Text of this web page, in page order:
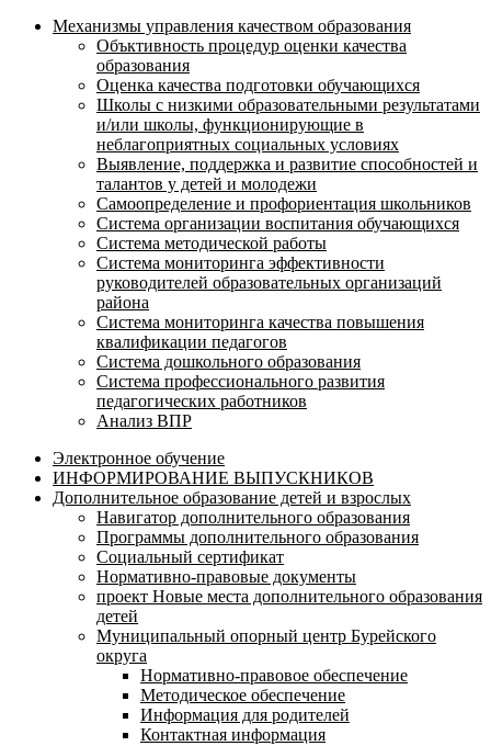
Механизмы управления качеством образования
Объктивность процедур оценки качества
образования
Оценка качества подготовки обучающихся
Школы с низкими образовательными результатами
и/или школы, функционирующие в
неблагоприятных социальных условиях
Выявление, поддержка и развитие способностей и
талантов у детей и молодежи
Самоопределение и профориентация школьников
Система организации воспитания обучающихся
Система методической работы
Система мониторинга эффективности
руководителей образовательных организаций
района
Система мониторинга качества повышения
квалификации педагогов
Система дошкольного образования
Система профессионального развития
педагогических работников
Анализ ВПР
Электронное обучение
ИНФОРМИРОВАНИЕ ВЫПУСКНИКОВ
Дополнительное образование детей и взрослых
Навигатор дополнительного образования
Программы дополнительного образования
Социальный сертификат
Нормативно-правовые документы
проект Новые места дополнительного образования
детей
Муниципальный опорный центр Бурейского
округа
Нормативно-правовое обеспечение
Методическое обеспечение
Информация для родителей
Контактная информация